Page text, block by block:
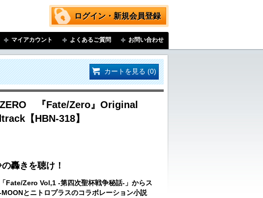
ログイン・新規会員登録
マイアカウント よくあるご質問 お問い合わせ
カートを見る (0)
ZERO 『Fate/Zero』Original
【HBN-318】
轟きを聴け！
Fate/Zero Vol,1 -第四次聖杯戦争秘話-」からス
とニトロプラスのコラボレーション小説